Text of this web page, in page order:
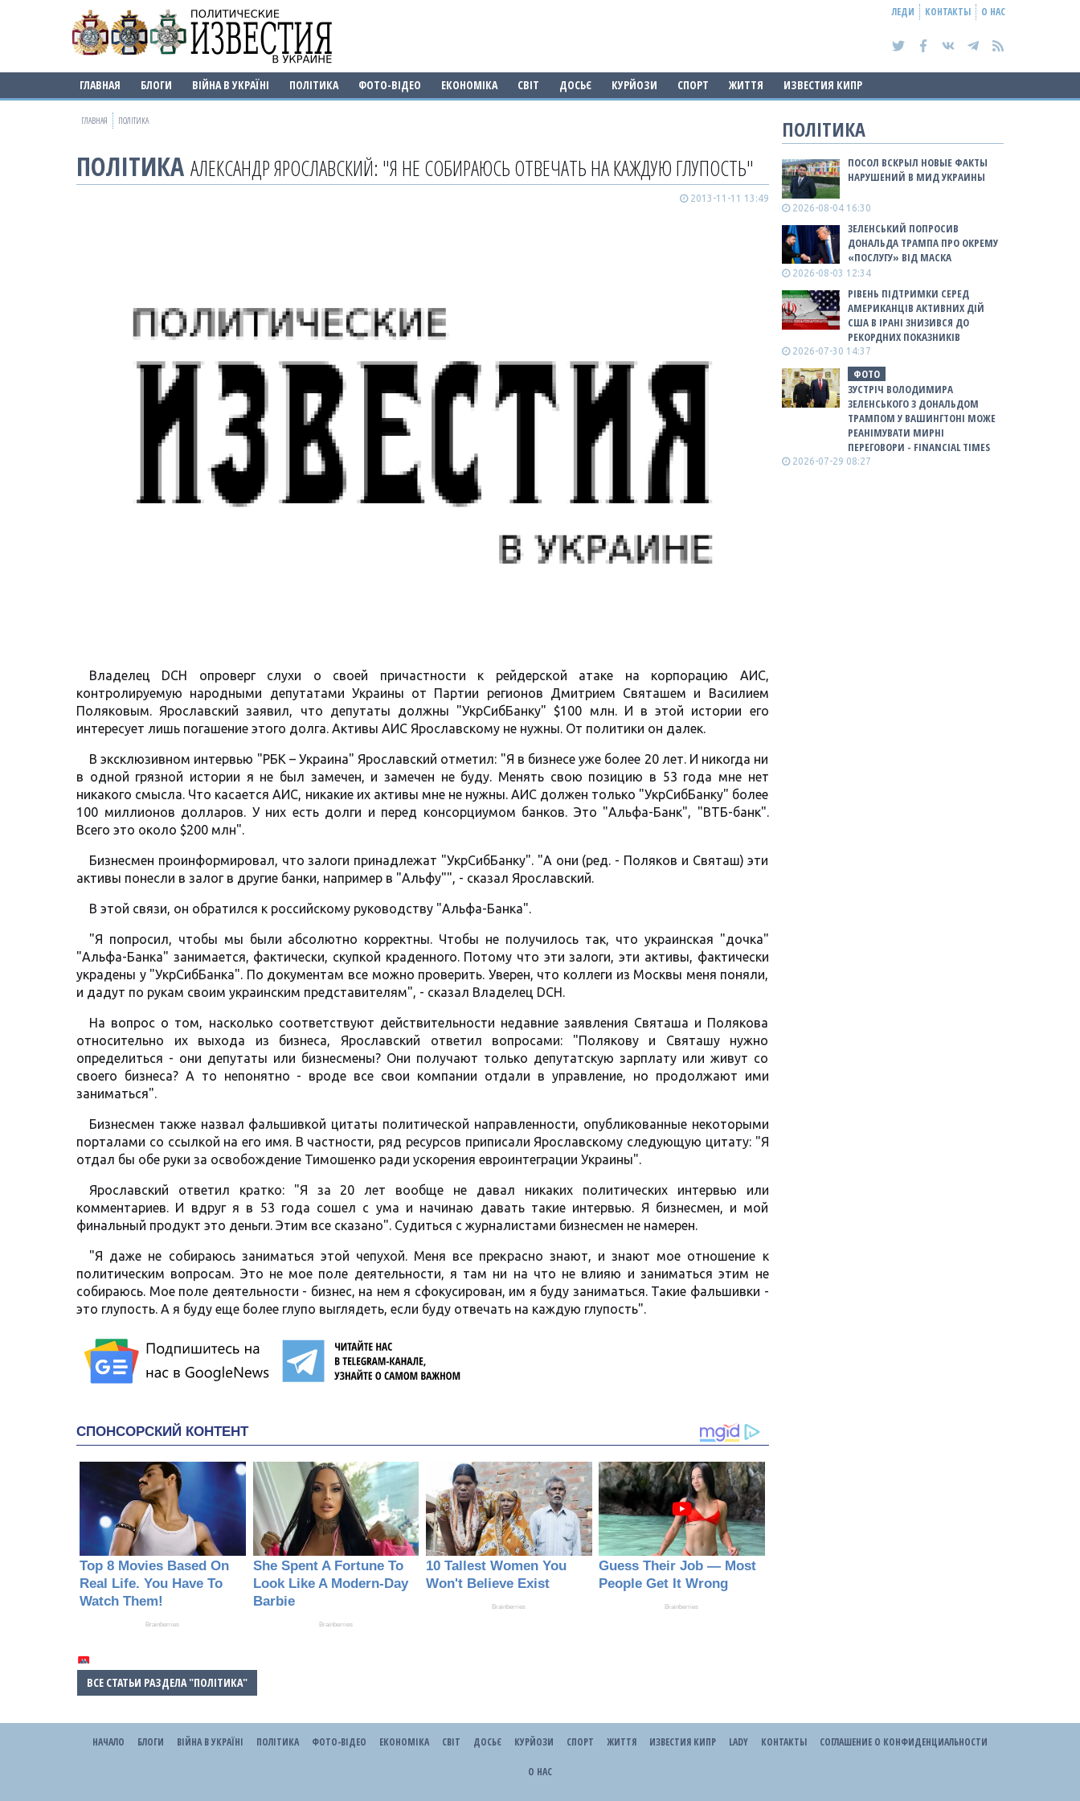
ЛЕДИ КОНТАКТЫ О НАС
ГЛАВНАЯ БЛОГИ ВІЙНА В УКРАЇНІ ПОЛІТИКА ФОТО-ВІДЕО ЕКОНОМІКА СВІТ ДОСЬЄ КУРЙОЗИ СПОРТ ЖИТТЯ ИЗВЕСТИЯ КИПР
ГЛАВНАЯ ПОЛІТИКА
ПОЛІТИКА АЛЕКСАНДР ЯРОСЛАВСКИЙ: "Я НЕ СОБИРАЮСЬ ОТВЕЧАТЬ НА КАЖДУЮ ГЛУПОСТЬ"
2013-11-11 13:49
Владелец DCH опроверг слухи о своей причастности к рейдерской атаке на корпорацию АИС,
контролируемую народными депутатами Украины от Партии регионов Дмитрием Святашем и Василием
Поляковым. Ярославский заявил, что депутаты должны "УкрСибБанку" $100 млн. И в этой истории его
интересует лишь погашение этого долга. Активы АИС Ярославскому не нужны. От политики он далек.
В эксклюзивном интервью "РБК – Украина" Ярославский отметил: "Я в бизнесе уже более 20 лет. И никогда ни
в одной грязной истории я не был замечен, и замечен не буду. Менять свою позицию в 53 года мне нет
никакого смысла. Что касается АИС, никакие их активы мне не нужны. АИС должен только "УкрСибБанку" более
100 миллионов долларов. У них есть долги и перед консорциумом банков. Это "Альфа-Банк", "ВТБ-банк".
Всего это около $200 млн".
Бизнесмен проинформировал, что залоги принадлежат "УкрСибБанку". "А они (ред. - Поляков и Святаш) эти
активы понесли в залог в другие банки, например в "Альфу"", - сказал Ярославский.
В этой связи, он обратился к российскому руководству "Альфа-Банка".
"Я попросил, чтобы мы были абсолютно корректны. Чтобы не получилось так, что украинская "дочка"
"Альфа-Банка" занимается, фактически, скупкой краденного. Потому что эти залоги, эти активы, фактически
украдены у "УкрСибБанка". По документам все можно проверить. Уверен, что коллеги из Москвы меня поняли,
и дадут по рукам своим украинским представителям", - сказал Владелец DCH.
На вопрос о том, насколько соответствуют действительности недавние заявления Святаша и Полякова
относительно их выхода из бизнеса, Ярославский ответил вопросами: "Полякову и Святашу нужно
определиться - они депутаты или бизнесмены? Они получают только депутатскую зарплату или живут со
своего бизнеса? А то непонятно - вроде все свои компании отдали в управление, но продолжают ими
заниматься".
Бизнесмен также назвал фальшивкой цитаты политической направленности, опубликованные некоторыми
порталами со ссылкой на его имя. В частности, ряд ресурсов приписали Ярославскому следующую цитату: "Я
отдал бы обе руки за освобождение Тимошенко ради ускорения евроинтеграции Украины".
Ярославский ответил кратко: "Я за 20 лет вообще не давал никаких политических интервью или
комментариев. И вдруг я в 53 года сошел с ума и начинаю давать такие интервью. Я бизнесмен, и мой
финальный продукт это деньги. Этим все сказано". Судиться с журналистами бизнесмен не намерен.
"Я даже не собираюсь заниматься этой чепухой. Меня все прекрасно знают, и знают мое отношение к
политическим вопросам. Это не мое поле деятельности, я там ни на что не влияю и заниматься этим не
собираюсь. Мое поле деятельности - бизнес, на нем я сфокусирован, им я буду заниматься. Такие фальшивки -
это глупость. А я буду еще более глупо выглядеть, если буду отвечать на каждую глупость".
ВСЕ СТАТЬИ РАЗДЕЛА "ПОЛІТИКА"
ПОЛІТИКА
ПОСОЛ ВСКРЫЛ НОВЫЕ ФАКТЫ
НАРУШЕНИЙ В МИД УКРАИНЫ
2026-08-04 16:30
ЗЕЛЕНСЬКИЙ ПОПРОСИВ
ДОНАЛЬДА ТРАМПА ПРО ОКРЕМУ
«ПОСЛУГУ» ВІД МАСКА
2026-08-03 12:34
РІВЕНЬ ПІДТРИМКИ СЕРЕД
АМЕРИКАНЦІВ АКТИВНИХ ДІЙ
США В ІРАНІ ЗНИЗИВСЯ ДО
РЕКОРДНИХ ПОКАЗНИКІВ
2026-07-30 14:37
ФОТО
ЗУСТРІЧ ВОЛОДИМИРА
ЗЕЛЕНСЬКОГО З ДОНАЛЬДОМ
ТРАМПОМ У ВАШИНГТОНІ МОЖЕ
РЕАНІМУВАТИ МИРНІ
ПЕРЕГОВОРИ - FINANCIAL TIMES
2026-07-29 08:27
НАЧАЛО БЛОГИ ВІЙНА В УКРАЇНІ ПОЛІТИКА ФОТО-ВІДЕО ЕКОНОМІКА СВІТ ДОСЬЄ КУРЙОЗИ СПОРТ ЖИТТЯ ИЗВЕСТИЯ КИПР LADY КОНТАКТЫ СОГЛАШЕНИЕ О КОНФИДЕНЦИАЛЬНОСТИ
О НАС